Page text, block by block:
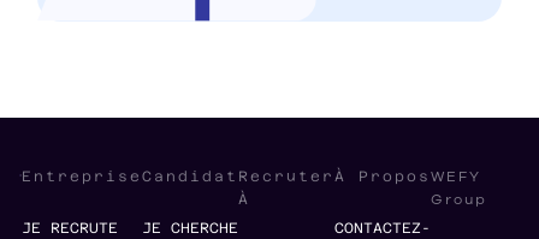
Entreprise
JE RECRUTE
Candidat
JE CHERCHE
Recruter
À
À Propos
CONTACTEZ-
WEFY
Group